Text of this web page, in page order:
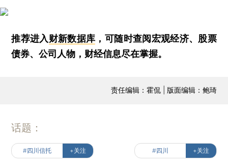
推荐进入财新数据库 ，可随时查阅宏观经济、股票
债券、公司人物，财经信息尽在掌握。
责任编辑：霍侃 | 版面编辑：鲍琦
话题：
#四川信托 +关注 #四川 +关注